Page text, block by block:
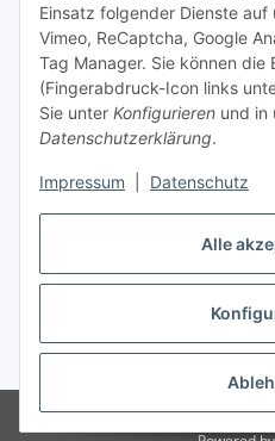
Alle
Einsatz folgender Dienste auf
Vimeo, ReCaptcha, Google
Tag Manager. Sie können die
(Fingerabdruck-Icon links
Sie unter Konfigurieren und in
Datenschutzerklärung.
Impressum Datenschutz
Vertrag
* Alle Preise inkl. gesetzlicher MwSt.,
©